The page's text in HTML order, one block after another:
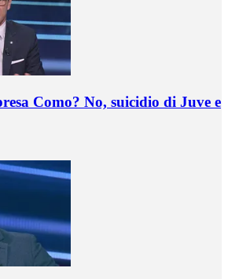
Como? No, suicidio di Juve e